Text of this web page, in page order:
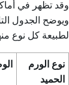
وقد تظهر في
ويوضح الجدول
لطبيعة كل نوع
نوع الورم
الحميد